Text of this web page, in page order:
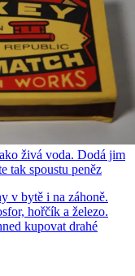
živá voda. Dodá jim
tak spoustu peněz
v bytě i na záhoně.
hořčík a železo.
kupovat drahé